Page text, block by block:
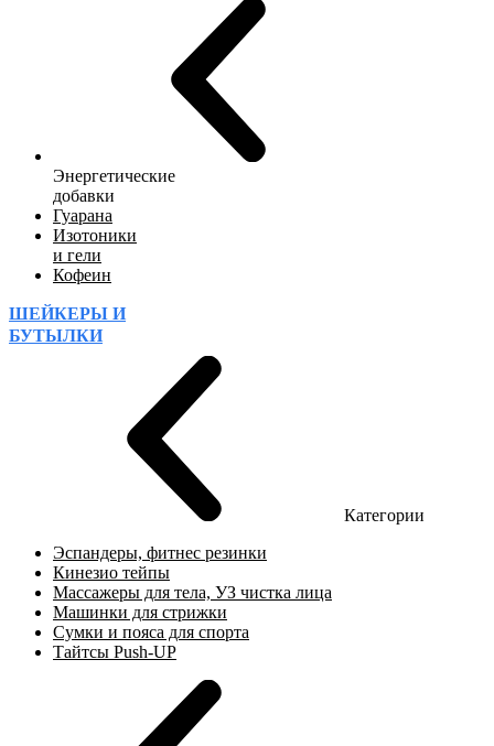
Энергетические
добавки
Гуарана
Изотоники
и гели
Кофеин
ШЕЙКЕРЫ И
БУТЫЛКИ
Категории
Эспандеры, фитнес резинки
Кинезио тейпы
Массажеры для тела, УЗ чистка лица
Машинки для стрижки
Сумки и пояса для спорта
Тайтсы Push-UP